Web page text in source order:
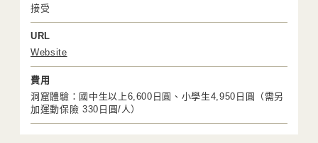
接受
URL
Website
費用
洞窟體驗：國中生以上6,600日圓、小學生4,950日圓（需另
加運動保險 330日圓/人）